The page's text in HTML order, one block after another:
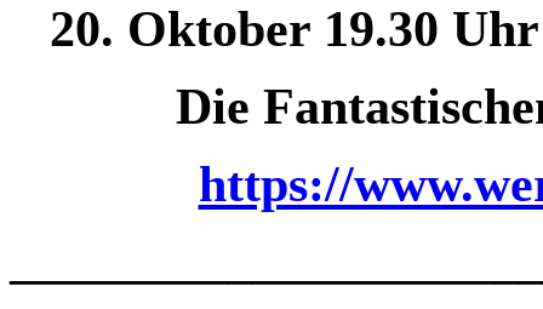
20. Oktober 19.30
Die
https://